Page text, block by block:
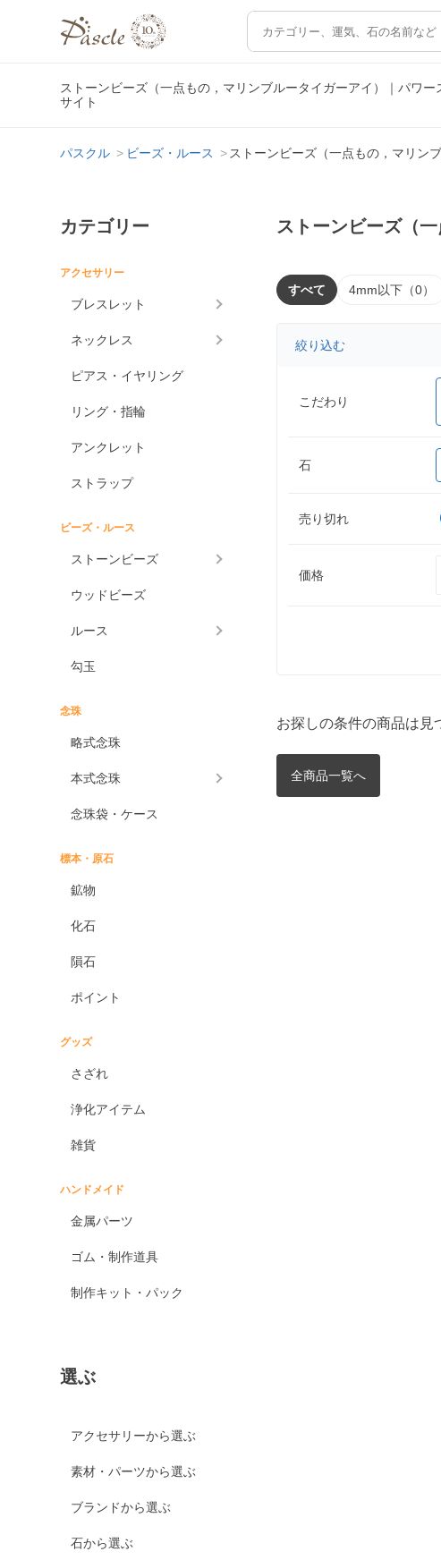
ストーンビーズ（一点もの，マリンブルータイガーアイ）｜パワ
サイト
パスクル ビーズ・ルース ストーンビーズ（一点もの，マリン
カテゴリー
アクセサリー
ブレスレット
ネックレス
ピアス・イヤリング
リング・指輪
アンクレット
ストラップ
ビーズ・ルース
ストーンビーズ
ウッドビーズ
ルース
勾玉
念珠
略式念珠
本式念珠
念珠袋・ケース
標本・原石
鉱物
化石
隕石
ポイント
グッズ
さざれ
浄化アイテム
雑貨
ハンドメイド
金属パーツ
ゴム・制作道具
制作キット・パック
選ぶ
アクセサリーから選ぶ
素材・パーツから選ぶ
ブランドから選ぶ
石から選ぶ
ストーンビーズ（
すべて 4mm以下（0）
絞り込む
こだわり
石
売り切れ
価格
お探しの条件の商品は見
全商品一覧へ